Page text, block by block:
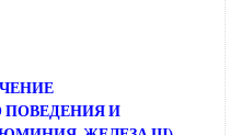
ПОВЕДЕНИЯ И